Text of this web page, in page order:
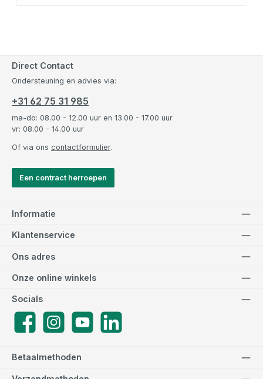
Direct Contact
Ondersteuning en advies via:
+31 62 75 31 985
ma-do: 08.00 - 12.00 uur en 13.00 - 17.00 uur
vr: 08.00 - 14.00 uur
Of via ons contactformulier.
Een contract herroepen
Informatie
Klantenservice
Betaalmethoden
Ons adres
Socials
FacebookInstagramYouTube
Onze online winkels